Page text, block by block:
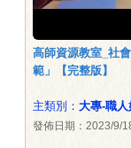
高師資源教室_社
範」【完整版】
主類別： 大專-職
發佈日期：2023/9/